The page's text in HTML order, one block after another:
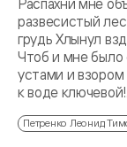
Распахни мне
развесистый
грудь Хлынул
Чтоб и мне было
устами и
к воде
Петренко Леонид